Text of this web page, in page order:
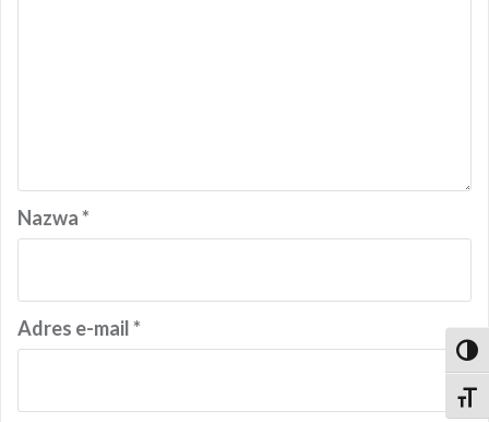
Nazwa*
Adres e-mail*